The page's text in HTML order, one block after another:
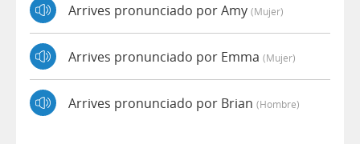
Arrives pronunciado por Amy (mujer)
Arrives pronunciado por Emma (mujer)
Arrives pronunciado por Brian (hombre)